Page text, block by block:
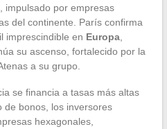
impulsado por empresas
del continente. París confirma
imprescindible en Europa,
su ascenso, fortalecido por la
a su grupo.
se financia a tasas más altas
de bonos, los inversores
hexagonales,